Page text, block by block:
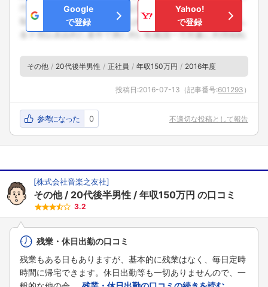
Google
で登録
Yahoo!
で登録
その他 20代後半男性 正社員 年収150万円 2016年度
投稿日:2016-07-13 （記事番号:601293 ）
参考になった 0 不適切な投稿として報告
[株式会社音楽之友社]
その他 20代後半男性 年収150万円 の口コミ
3.2
残業・休日出勤の口コミ
残業もある日もありますが、基本的に残業はなく、毎日定時
時間に帰宅できます。休日出勤等も一切ありませんので、一